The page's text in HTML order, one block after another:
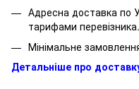
Адресна доставка по
тарифами перевізника.
Мінімальне
Детальніше про